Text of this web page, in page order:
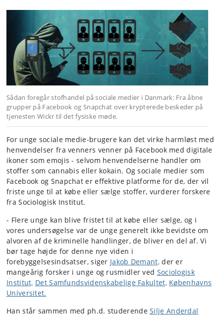
Sådan foregår stofhandel på sociale medier i Danmark: Fra åbne
grupper på Facebook og Snapchat over krypterede beskeder på
tjenesten Wickr til det fysiske møde.
For unge sociale medie-brugere kan det virke harmløst med
henvendelser fra venners venner på Facebook med digitale
ikoner som emojis - selvom henvendelserne handler om
stoffer som cannabis eller kokain. Og sociale medier som
Facebook og Snapchat er effektive platforme for de, der vil
friste unge til at købe eller sælge stoffer, vurderer forskere
fra Sociologisk Institut.
- Flere unge kan blive fristet til at købe eller sælge, og i
vores undersøgelse var de unge generelt ikke bevidste om
alvoren af de kriminelle handlinger, de bliver en del af. Vi
bør tage højde for denne nye viden i
forebyggelsesindsatser, siger Jakob Demant,der er
mangeårig forsker i unge og rusmidler ved Sociologisk
Institut, Det Samfundsvidenskabelige Fakultet, Københavns
Universitet.
Han står sammen med ph.d. studerendeSilje Anderdal